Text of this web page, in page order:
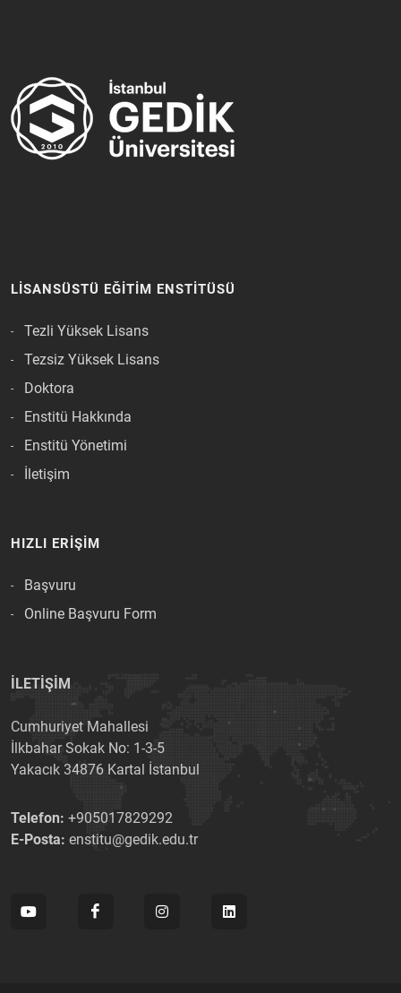
LISANSÜSTÜ EĞITIM ENSTITÜSÜ
Tezli Yüksek Lisans
Tezsiz Yüksek Lisans
Doktora
Enstitü Hakkında
Enstitü Yönetimi
İletişim
HIZLI ERIŞIM
Başvuru
Online Başvuru Form
İLETİŞİM
Cumhuriyet Mahallesi
İlkbahar Sokak No: 1-3-5
Yakacık 34876 Kartal İstanbul
Telefon: +905017829292
E-Posta: enstitu@gedik.edu.tr